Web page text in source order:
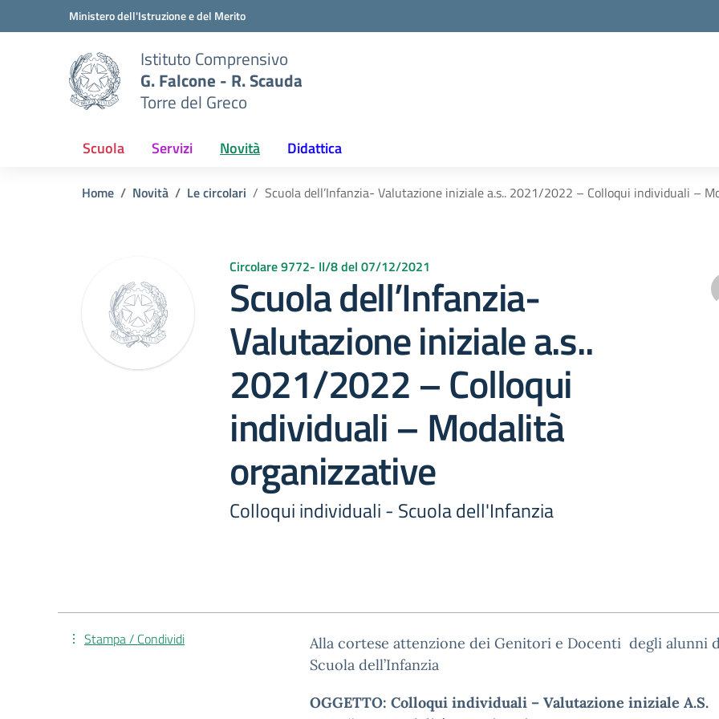
Vai ai contenuti
Vai al menu di navigazioneMinistero dell'Istruzione e del Merito
Istituto Comprensivo
G. Falcone - R. Scauda
Torre del Greco
Scuola Servizi Novità Didattica
Home Novità Le circolari Scuola dell’Infanzia- Valutazione iniziale a.s.. 2021/2022 – Colloqui individuali –
Circolare 9772- II/8 del 07/12/2021
Scuola dell’Infanzia-
Valutazione iniziale a.s..
2021/2022 – Colloqui
individuali – Modalità
organizzative
Colloqui individuali - Scuola dell'Infanzia
Alla cortese attenzione dei Genitori e Docenti degli alunni
Scuola dell’Infanzia
OGGETTO: Colloqui individuali – Valutazione iniziale A.S.
Stampa / Condividi